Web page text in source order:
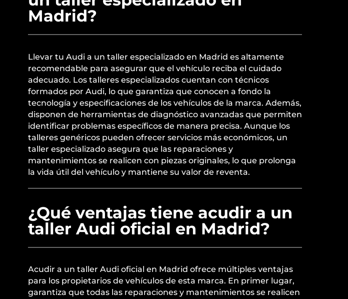
Madrid?
Llevar tu Audi a un taller especializado en Madrid es altamente
recomendable para asegurar que el vehículo reciba el cuidado
adecuado. Los talleres especializados cuentan con técnicos
formados por Audi, lo que garantiza que conocen a fondo la
tecnología y especificaciones de los vehículos de la marca. Además,
disponen de herramientas de diagnóstico avanzadas que permiten
identificar problemas específicos de manera precisa. Aunque los
talleres genéricos pueden ofrecer servicios más económicos, un
taller especializado asegura que las reparaciones y
mantenimientos se realicen con piezas originales, lo que prolonga
la vida útil del vehículo y mantiene su valor de reventa.
¿Qué ventajas tiene acudir a un
taller Audi oficial en Madrid?
Acudir a un taller Audi oficial en Madrid ofrece múltiples ventajas
para los propietarios de vehículos de esta marca. En primer lugar,
garantiza que todas las reparaciones y mantenimientos se realicen